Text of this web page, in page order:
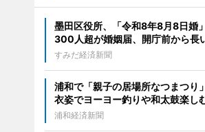
墨田区役所、「令和8年8月8日婚
300人超が婚姻届、開庁前から長
すみだ経済新聞
浦和で「親子の居場所なつまつ
衣姿でヨーヨー釣りや和太鼓楽し
浦和経済新聞